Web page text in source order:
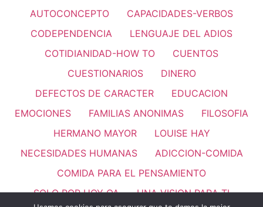
AUTOCONCEPTO
CAPACIDADES-VERBOS
CODEPENDENCIA
LENGUAJE DEL ADIOS
COTIDIANIDAD-HOW TO
CUENTOS
CUESTIONARIOS
DINERO
DEFECTOS DE CARACTER
EDUCACION
EMOCIONES
FAMILIAS ANONIMAS
FILOSOFIA
HERMANO MAYOR
LOUISE HAY
NECESIDADES HUMANAS
ADICCION-COMIDA
COMIDA PARA EL PENSAMIENTO
SOLO POR HOY OA
UNA VISION PARA TI